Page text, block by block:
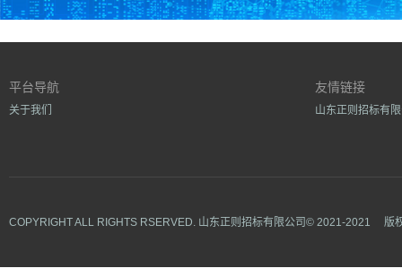
平台导航
关于我们
友情链接
山东正则招标有
COPYRIGHT ALL RIGHTS RSERVED. 山东正则招标有限公司© 2021-2021 版